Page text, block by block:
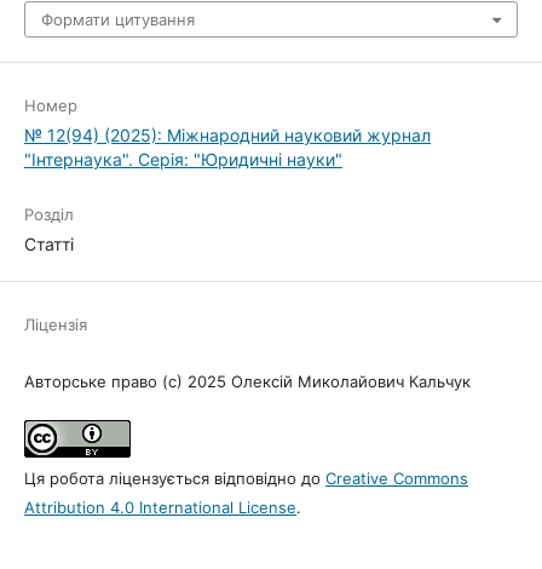
Формати цитування
Номер
№ 12(94) (2025): Міжнародний науковий журнал
"Інтернаука". Серія: "Юридичні науки"
Розділ
Статті
Ліцензія
Авторське право (c) 2025 Олексій Миколайович Кальчук
Ця робота ліцензується відповідно до Creative Commons
Attribution 4.0 International License.